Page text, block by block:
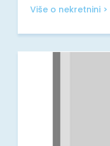
Više o nekretnini >